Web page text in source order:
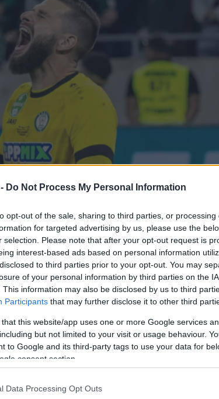
Do Not Process My Personal Information
opt-out of the sale, sharing to third parties, or
for targeted advertising by us, please use the
selection. Please note that after your opt-out request is
interest-based ads based on personal information
to third parties prior to your opt-out. You may
of your personal information by third parties on the
This information may also be disclosed by us to third
Participants that may further disclose it to other third
that this website/app uses one or more Google services
but not limited to your visit or usage behaviour.
to Google and its third-party tags to use your data for
consent section.
Data Processing Opt Outs